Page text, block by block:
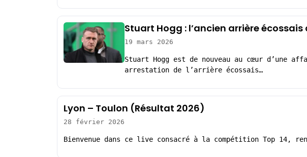
Stuart Hogg : l’ancien arrière
19 mars 2026
Stuart Hogg est de nouveau au cœur d’une
arrestation de l’arrière écossais…
Lyon – Toulon (Résultat 2026)
28 février 2026
Bienvenue dans ce live consacré à la compétition Top 14,